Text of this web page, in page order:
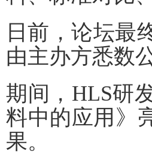
日前，论坛最
由主办方悉数
期间，HLS研
料中的应用》
果。